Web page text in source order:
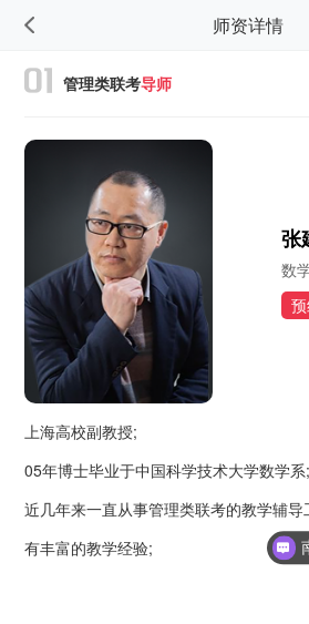
师资详情
管理类联考导师
张
数
上海高校副教授;
05年博士毕业于中国科学技术大学数学系;
近几年来一直从事管理类联考的教学辅导
有丰富的教学经验;